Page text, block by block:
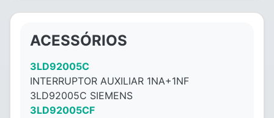
ACESSÓRIOS
3LD92005C
INTERRUPTOR AUXILIAR 1NA+1NF
3LD92005C SIEMENS
3LD92005CF